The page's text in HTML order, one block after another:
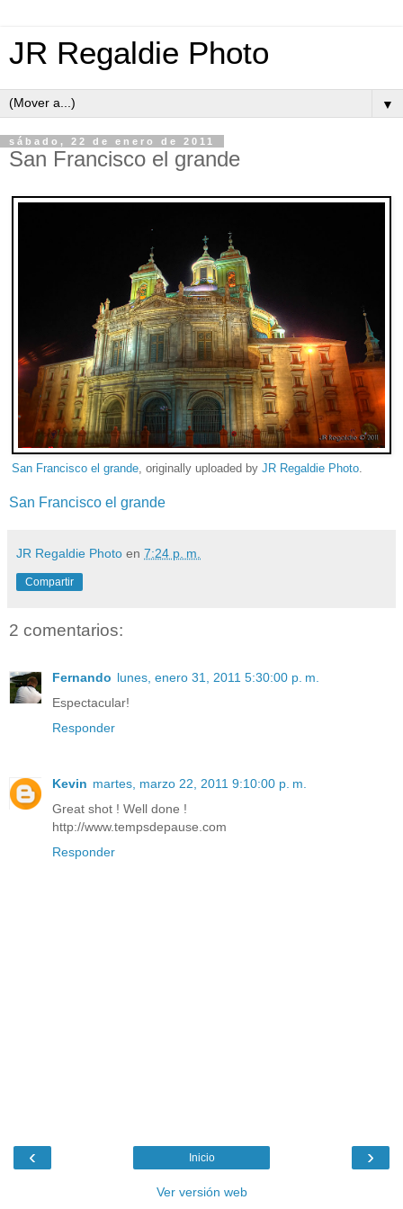
JR Regaldie Photo
▼
sábado, 22 de enero de 2011
San Francisco el grande
San Francisco el grande, originally uploaded by JR Regaldie Photo.
San Francisco el grande
JR Regaldie Photo en 7:24 p. m.
Compartir
2 comentarios:
Fernando lunes, enero 31, 2011 5:30:00 p. m.
Espectacular!
Responder
Kevin martes, marzo 22, 2011 9:10:00 p. m.
Great shot ! Well done !
http://www.tempsdepause.com
Responder
‹ ›
Inicio
Ver versión web